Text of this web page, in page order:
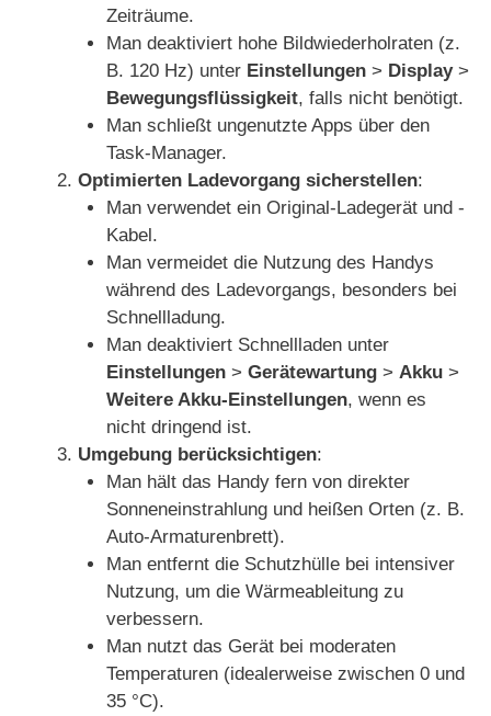
Zeiträume.
Man deaktiviert hohe Bildwiederholraten (z.
B. 120 Hz) unter Einstellungen> Display>
Bewegungsflüssigkeit, falls nicht benötigt.
Man schließt ungenutzte Apps über den
Task-Manager.
Optimierten Ladevorgang sicherstellen:
Man verwendet ein Original-Ladegerät und -
Kabel.
Man vermeidet die Nutzung des Handys
während des Ladevorgangs, besonders bei
Schnellladung.
Man deaktiviert Schnellladen unter
Einstellungen> Gerätewartung> Akku>
Weitere Akku-Einstellungen, wenn es
nicht dringend ist.
Umgebung berücksichtigen:
Man hält das Handy fern von direkter
Sonneneinstrahlung und heißen Orten (z. B.
Auto-Armaturenbrett).
Man entfernt die Schutzhülle bei intensiver
Nutzung, um die Wärmeableitung zu
verbessern.
Man nutzt das Gerät bei moderaten
Temperaturen (idealerweise zwischen 0 und
35 °C).